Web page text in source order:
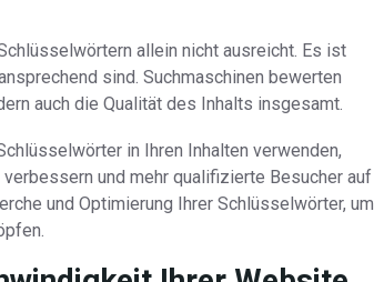
allein nicht ausreicht. Es ist
sind. Suchmaschinen bewerten
auch die Qualität des Inhalts insgesamt.
in Ihren Inhalten verwenden,
und mehr qualifizierte Besucher auf
und Optimierung Ihrer Schlüsselwörter, um